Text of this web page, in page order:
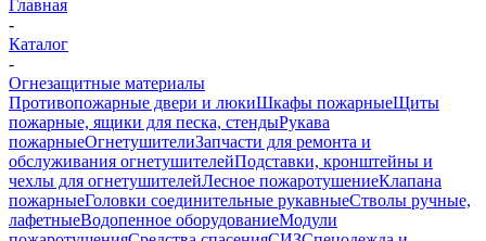
Главная
-
Каталог
-
Огнезащитные материалы
Противопожарные двери и люкиШкафы пожарныеЩиты
пожарные, ящики для песка, стендыРукава
пожарныеОгнетушителиЗапчасти для ремонта и
обслуживания огнетушителейПодставки, кронштейны и
чехлы для огнетушителейЛесное пожаротушениеКлапана
пожарныеГоловки соединительные рукавныеСтволы ручные,
лафетныеВодопенное оборудованиеМодули